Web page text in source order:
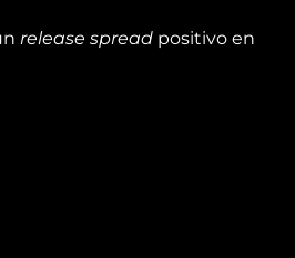
release spread positivo en